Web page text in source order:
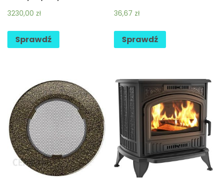
3230,00 zł
Sprawdź
36,67 zł
Sprawdź